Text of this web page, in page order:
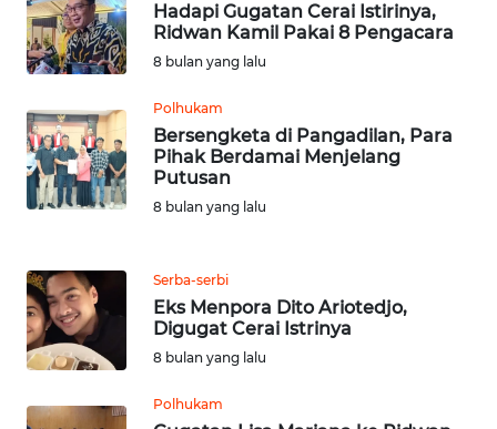
Hadapi Gugatan Cerai Istirinya,
Ridwan Kamil Pakai 8 Pengacara
8 bulan yang lalu
Polhukam
Bersengketa di Pangadilan, Para
Pihak Berdamai Menjelang
Putusan
8 bulan yang lalu
Serba-serbi
Eks Menpora Dito Ariotedjo,
Digugat Cerai Istrinya
8 bulan yang lalu
Polhukam
WN
SUMUT
WN
JAKARTA
WN
JABAR
WN
BANTEN
WN
NTT